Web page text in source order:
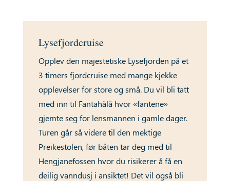
Lysefjordcruise
Opplev den majestetiske Lysefjorden på et
3 timers fjordcruise med mange kjekke
opplevelser for store og små. Du vil bli tatt
med inn til Fantahålå hvor «fantene»
gjemte seg for lensmannen i gamle dager.
Turen går så videre til den mektige
Preikestolen, før båten tar deg med til
Hengjanefossen hvor du risikerer å få en
deilig vanndusj i ansiktet! Det vil også bli